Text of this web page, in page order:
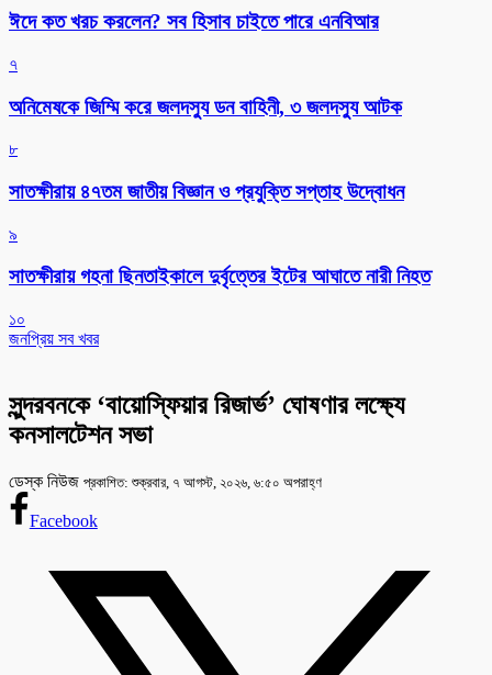
ঈদে কত খরচ করলেন? সব হিসাব চাইতে পারে এনবিআর
৭
অনিমেষকে জিম্মি করে জলদস্যু ডন বাহিনী, ৩ জলদস্যু আটক
৮
সাতক্ষীরায় ৪৭তম জাতীয় বিজ্ঞান ও প্রযুক্তি সপ্তাহ উদ্বোধন
৯
সাতক্ষীরায় গহনা ছিনতাইকালে দুর্বৃত্তের ইটের আঘাতে নারী নিহত
১০
জনপ্রিয় সব খবর
সুন্দরবনকে ‘বায়োস্ফিয়ার রিজার্ভ’ ঘোষণার লক্ষ্যে
কনসালটেশন সভা
ডেস্ক নিউজ প্রকাশিত: শুক্রবার, ৭ আগস্ট, ২০২৬, ৬:৫০ অপরাহ্ণ
Facebook